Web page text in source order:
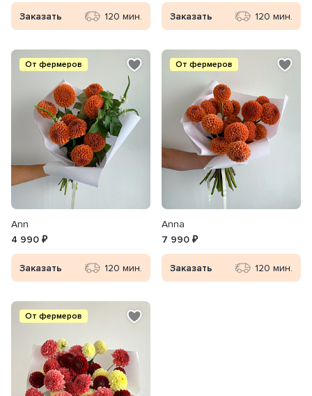
Заказать 120 мин. Заказать 120 мин.
От фермеров
Ann
4 990 ₽
Заказать 120 мин.
От фермеров
Anna
7 990 ₽
Заказать 120 мин.
От фермеров